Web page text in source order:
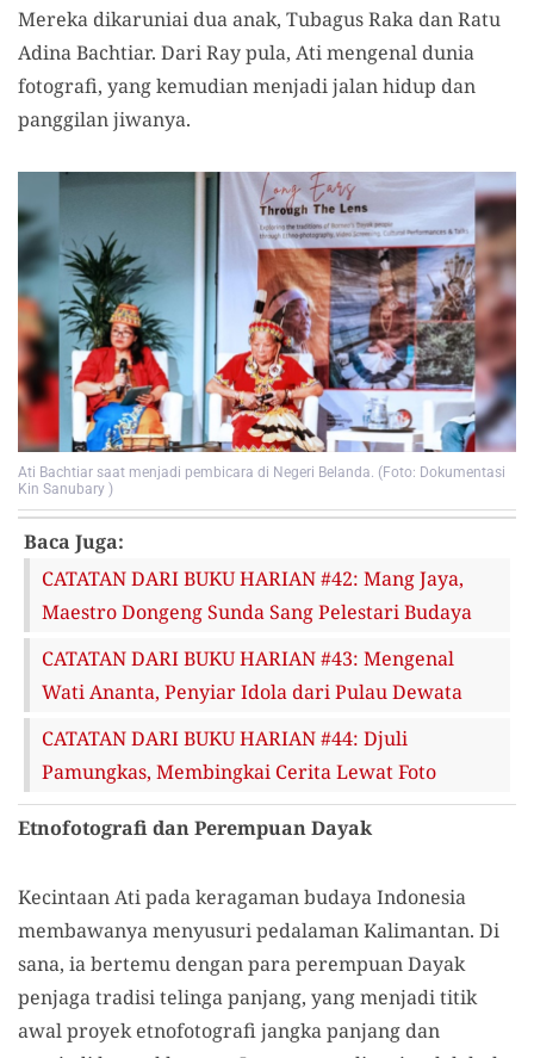
Mereka dikaruniai dua anak, Tubagus Raka dan Ratu
Adina Bachtiar. Dari Ray pula, Ati mengenal dunia
fotografi, yang kemudian menjadi jalan hidup dan
panggilan jiwanya.
Ati Bachtiar saat menjadi pembicara di Negeri Belanda. (Foto: Dokumentasi
Kin Sanubary )
Baca Juga:
CATATAN DARI BUKU HARIAN #42: Mang Jaya,
Maestro Dongeng Sunda Sang Pelestari Budaya
CATATAN DARI BUKU HARIAN #43: Mengenal
Wati Ananta, Penyiar Idola dari Pulau Dewata
CATATAN DARI BUKU HARIAN #44: Djuli
Pamungkas, Membingkai Cerita Lewat Foto
Etnofotografi dan Perempuan Dayak
Kecintaan Ati pada keragaman budaya Indonesia
membawanya menyusuri pedalaman Kalimantan. Di
sana, ia bertemu dengan para perempuan Dayak
penjaga tradisi telinga panjang, yang menjadi titik
awal proyek etnofotografi jangka panjang dan